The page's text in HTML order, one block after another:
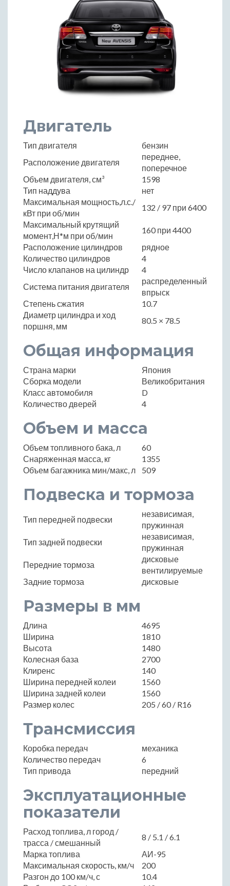
Двигатель
Тип двигателя
бензин
Расположение двигателя
переднее,
поперечное
Объем двигателя, см³
1598
Тип наддува
нет
Максимальная мощность,л.с./
кВт при об/мин
132 / 97 при 6400
Максимальный крутящий
момент,Н*м при об/мин
160 при 4400
Расположение цилиндров
рядное
Количество цилиндров
4
Число клапанов на цилиндр
4
Система питания двигателя
распределенный
впрыск
Степень сжатия
10.7
Диаметр цилиндра и ход
поршня, мм
80.5 × 78.5
Общая информация
Страна марки
Япония
Сборка модели
Великобритания
Класс автомобиля
D
Количество дверей
4
Объем и масса
Объем топливного бака, л
60
Снаряженная масса, кг
1355
Объем багажника мин/макс, л
509
Подвеска и тормоза
Тип передней подвески
независимая,
пружинная
Тип задней подвески
независимая,
пружинная
Передние тормоза
дисковые
вентилируемые
Задние тормоза
дисковые
Размеры в мм
Длина
4695
Ширина
1810
Высота
1480
Колесная база
2700
Клиренс
140
Ширина передней колеи
1560
Ширина задней колеи
1560
Размер колес
205 / 60 / R16
Трансмиссия
Коробка передач
механика
Количество передач
6
Тип привода
передний
Эксплуатационные
показатели
Расход топлива, л город /
трасса / смешанный
8 / 5.1 / 6.1
Марка топлива
АИ-95
Максимальная скорость, км/ч
200
Разгон до 100 км/ч, с
10.4